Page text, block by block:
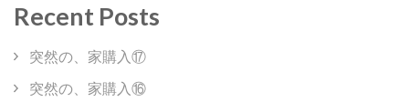
Recent Posts
突然の、家購入⑰
突然の、家購入⑯